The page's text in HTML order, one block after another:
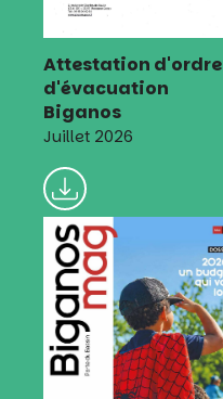
Attestation d'ordre
d'évacuation
Biganos
Juillet 2026